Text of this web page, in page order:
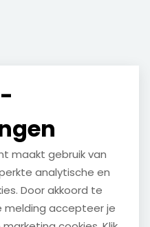
maakt gebruik van
analytische en
Door akkoord te
accepteer je